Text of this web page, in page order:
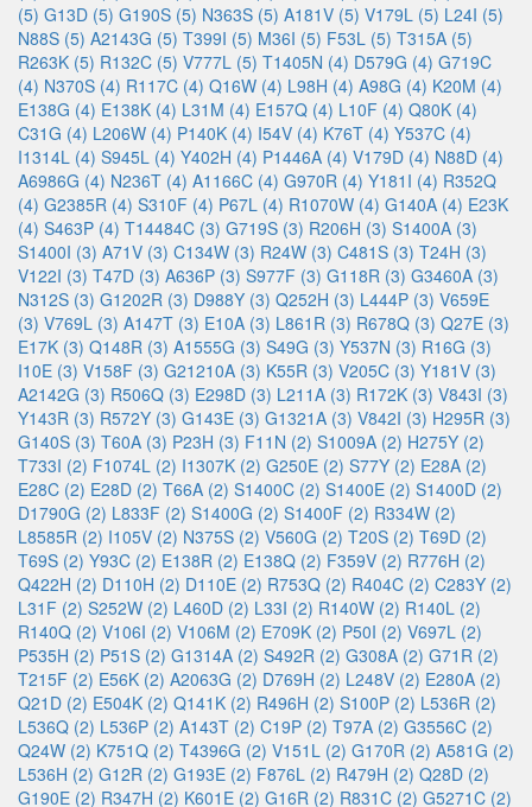
(5) G13D (5) G190S (5) N363S (5) A181V (5) V179L (5) L24I (5)
N88S (5) A2143G (5) T399I (5) M36I (5) F53L (5) T315A (5)
R263K (5) R132C (5) V777L (5) T1405N (4) D579G (4) G719C
(4) N370S (4) R117C (4) Q16W (4) L98H (4) A98G (4) K20M (4)
E138G (4) E138K (4) L31M (4) E157Q (4) L10F (4) Q80K (4)
C31G (4) L206W (4) P140K (4) I54V (4) K76T (4) Y537C (4)
I1314L (4) S945L (4) Y402H (4) P1446A (4) V179D (4) N88D (4)
A6986G (4) N236T (4) A1166C (4) G970R (4) Y181I (4) R352Q
(4) G2385R (4) S310F (4) P67L (4) R1070W (4) G140A (4) E23K
(4) S463P (4) T14484C (3) G719S (3) R206H (3) S1400A (3)
S1400I (3) A71V (3) C134W (3) R24W (3) C481S (3) T24H (3)
V122I (3) T47D (3) A636P (3) S977F (3) G118R (3) G3460A (3)
N312S (3) G1202R (3) D988Y (3) Q252H (3) L444P (3) V659E
(3) V769L (3) A147T (3) E10A (3) L861R (3) R678Q (3) Q27E (3)
E17K (3) Q148R (3) A1555G (3) S49G (3) Y537N (3) R16G (3)
I10E (3) V158F (3) G21210A (3) K55R (3) V205C (3) Y181V (3)
A2142G (3) R506Q (3) E298D (3) L211A (3) R172K (3) V843I (3)
Y143R (3) R572Y (3) G143E (3) G1321A (3) V842I (3) H295R (3)
G140S (3) T60A (3) P23H (3) F11N (2) S1009A (2) H275Y (2)
T733I (2) F1074L (2) I1307K (2) G250E (2) S77Y (2) E28A (2)
E28C (2) E28D (2) T66A (2) S1400C (2) S1400E (2) S1400D (2)
D1790G (2) L833F (2) S1400G (2) S1400F (2) R334W (2)
L8585R (2) I105V (2) N375S (2) V560G (2) T20S (2) T69D (2)
T69S (2) Y93C (2) E138R (2) E138Q (2) F359V (2) R776H (2)
Q422H (2) D110H (2) D110E (2) R753Q (2) R404C (2) C283Y (2)
L31F (2) S252W (2) L460D (2) L33I (2) R140W (2) R140L (2)
R140Q (2) V106I (2) V106M (2) E709K (2) P50I (2) V697L (2)
P535H (2) P51S (2) G1314A (2) S492R (2) G308A (2) G71R (2)
T215F (2) E56K (2) A2063G (2) D769H (2) L248V (2) E280A (2)
Q21D (2) E504K (2) Q141K (2) R496H (2) S100P (2) L536R (2)
L536Q (2) L536P (2) A143T (2) C19P (2) T97A (2) G3556C (2)
Q24W (2) K751Q (2) T4396G (2) V151L (2) G170R (2) A581G (2)
L536H (2) G12R (2) G193E (2) F876L (2) R479H (2) Q28D (2)
G190E (2) R347H (2) K601E (2) G16R (2) R831C (2) G5271C (2)